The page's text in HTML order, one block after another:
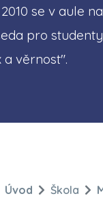
2010 se v aule
pro
a věrnost".
Úvod Škola